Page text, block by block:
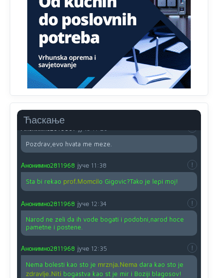
Ћаскање
Proguglajte
Анонимно2810587 јуче
O kako su cudni lvi ljudi,uzeli bi sve da mogu...a ja srce
svima fajem,radujem se tudjoj sreci.I ko ima i ko nema
na iso ce mjesto leci!
Анонимно2810587 јуче
11:24
Pozdrav,evo hvata me meze.
Анонимно2811968 јуче 11:38
Sta bi rekao prof.Momcilo Gigovic?Tako je lepi moj!
Анонимно2811968 јуче 12:34
Narod ne zeli da ih vode bogati i podobni,narod hoce
pametne i postene.
Анонимно2811968 јуче 12:35
Nema bolesti kao sto je mrznja.Nemadara kao sto je
zdravlje.Niti bogastva kao st je mir i Boziji blagosov!